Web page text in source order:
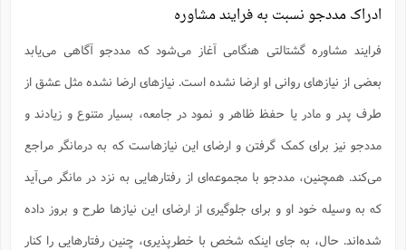
ادراک مددجو نسبت به فرایند مشاوره
فرایند مشاوره گشتالتی هنگامی آغاز می‌شود که مددجو آگاهی می‌یابد
بعضی از نیازهای روانی او ارضا نشده است. نیازهای ارضا نشده مثل عشق از
طرف پدر و مادر یا حفظ ظاهر و نمود در جامعه، بسیار متنوع و زیادند و
مددجو نیز برای کمک گرفتن و ارضای این نیازهاست که به درمانگر مراجع
می‌کند. همچنین، مددجو با مجموعه‌ای از رفتارهایی به نزد در مانگر می‌آید
که به وسیله خود او و برای جلوگیری از ارضای این نیازها طرح و بروز داده
شده‌اند. حال، به جای اینکه شخص با خطرپذیری، چنین رفتارهایی را کنار